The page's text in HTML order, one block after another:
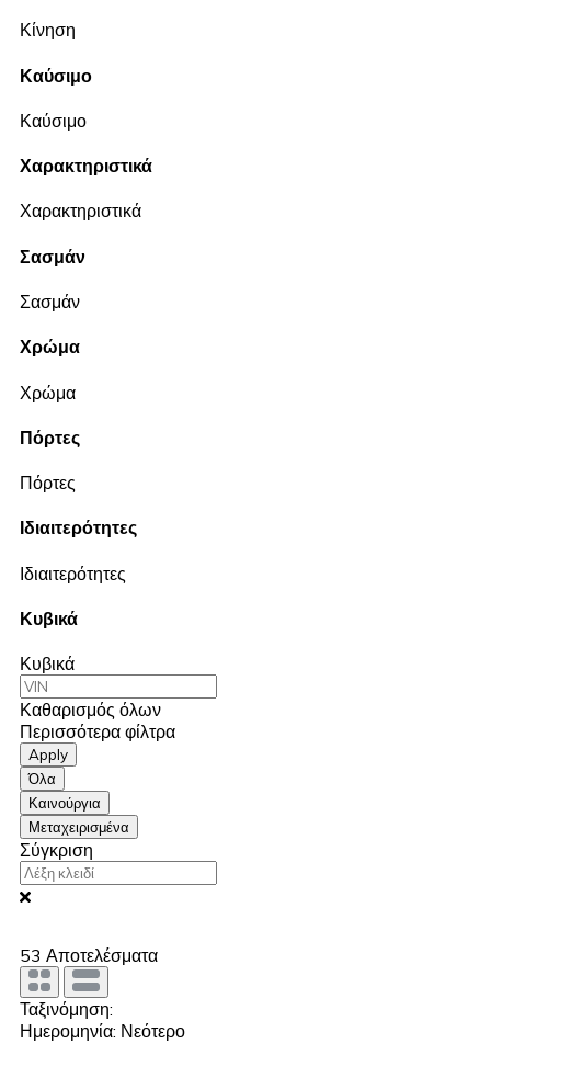
Κίνηση
Καύσιμο
Καύσιμο
Χαρακτηριστικά
Χαρακτηριστικά
Σασμάν
Σασμάν
Χρώμα
Χρώμα
Πόρτες
Πόρτες
Ιδιαιτερότητες
Ιδιαιτερότητες
Κυβικά
Κυβικά
Καθαρισμός όλων
Περισσότερα φίλτρα
Apply
Όλα
Καινούργια
Μεταχειρισμένα
Σύγκριση
53 Αποτελέσματα
Ταξινόμηση:
Ημερομηνία: Νεότερο